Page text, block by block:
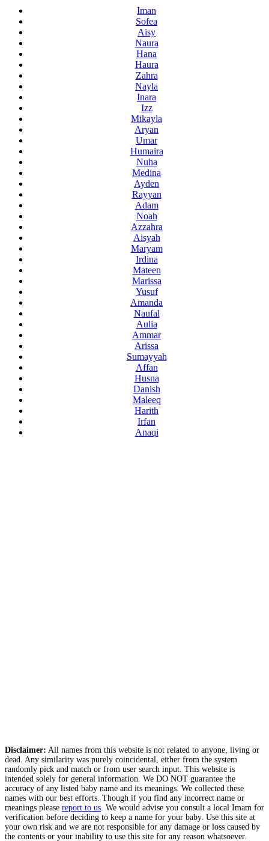
Iman
Sofea
Aisy
Naura
Hana
Haura
Zahra
Nayla
Inara
Izz
Mikayla
Aryan
Umar
Humaira
Nuha
Medina
Ayden
Rayyan
Adam
Noah
Azzahra
Aisyah
Maryam
Irdina
Mateen
Marissa
Yusuf
Amanda
Naufal
Aulia
Ammar
Arissa
Sumayyah
Affan
Husna
Danish
Maleeq
Harith
Irfan
Anaqi
Disclaimer: All names from this website is not related to anyone, living or
dead. Any similarity was purely coincidental, either from the system
randomly pick and match or from user search input. This website is
intended solely for general information. We DO NOT guarantee the
accuracy of any listed baby name and its meanings. We collected these
names with our best efforts. Though if you find any incorrect name or
meanings please report to us . We would advise you consult a local Imam for
verification before deciding to keep a name for your baby. Use this site at
your own risk and we are not responsible for any damage or loss caused by
the contents or your inability to use this site for any reason whatsoever.